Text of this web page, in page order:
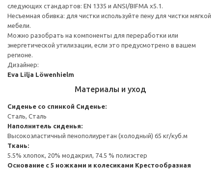
следующих стандартов: EN 1335 и ANSI/BIFMA x5.1.
Несъемная обивка: для чистки используйте пену для чистки мягкой
мебели.
Можно разобрать на компоненты для переработки или
энергетической утилизации, если это предусмотрено в вашем
регионе.
Дизайнер:
Eva Lilja Löwenhielm
Материалы и уход
Сиденье со спинкой Сиденье:
Сталь, Сталь
Наполнитель сиденья:
Высокоэластичный пенополиуретан (холодный) 65 кг/куб.м
Ткань:
5.5% хлопок, 20% модакрил, 74.5 % полиэстер
Основание с 5 ножками и колесиками Крестообразная